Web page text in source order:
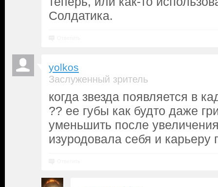
Солдатика.
yolkos
Заслуженный зритель
когда звезда появляется в
?? ее губы как будто даже
уменьшить после
изуродовала себя и карьеру